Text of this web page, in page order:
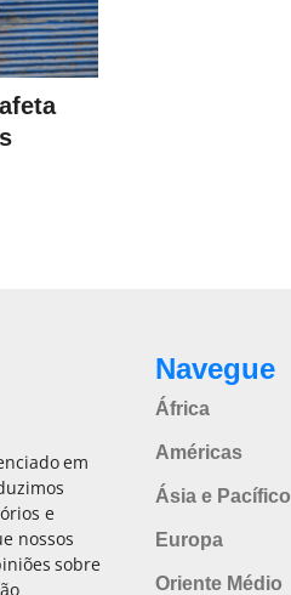
em
e
nossos
sobre
Navegue
África
Américas
Ásia e Pacífico
Europa
Oriente Médio